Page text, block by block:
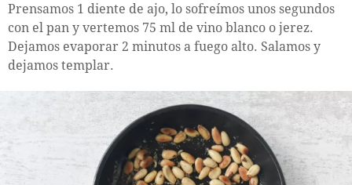
Prensamos 1 diente de ajo, lo sofreímos unos segundos
con el pan y vertemos 75 ml de vino blanco o jerez.
Dejamos evaporar 2 minutos a fuego alto. Salamos y
dejamos templar.